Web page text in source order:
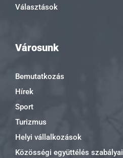
Választások
Városunk
Bemutatkozás
Hírek
Sport
Turizmus
Helyi vállalkozások
Közösségi együttélés szabályai